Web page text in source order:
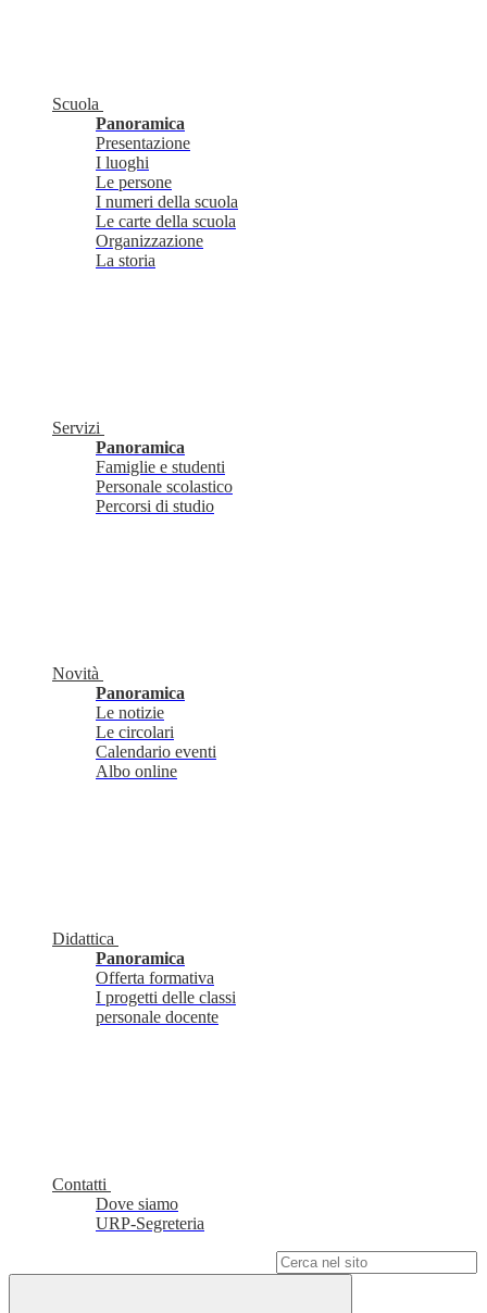
Scuola
Panoramica
Presentazione
I luoghi
Le persone
I numeri della scuola
Le carte della scuola
Organizzazione
La storia
Servizi
Panoramica
Famiglie e studenti
Personale scolastico
Percorsi di studio
Novità
Panoramica
Le notizie
Le circolari
Calendario eventi
Albo online
Didattica
Panoramica
Offerta formativa
I progetti delle classi
personale docente
Contatti
Dove siamo
URP-Segreteria